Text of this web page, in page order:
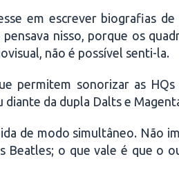
em escrever biografias de
nisso, porque os
não é possível senti-la.
permitem sonorizar as
da dupla Dalts e
de modo simultâneo. Não
Beatles; o que vale é que o